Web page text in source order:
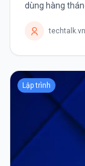
dùng hàng
chia sẻ những
techtalk.vn
Lập trình